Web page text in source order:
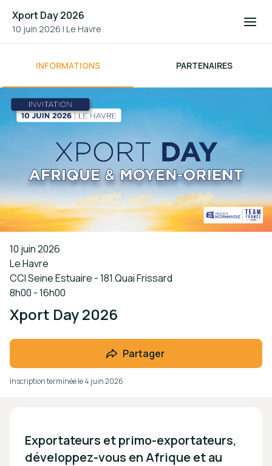
Xport Day 2026
10 juin 2026 | Le Havre
INFORMATIONS PARTENAIRES
10 juin 2026
Le Havre
CCI Seine Estuaire - 181 Quai Frissard
8h00 - 16h00
Xport Day 2026
Partager
Inscription terminée le4 juin 2026
Exportateurs et primo-exportateurs,
développez-vous en Afrique et au